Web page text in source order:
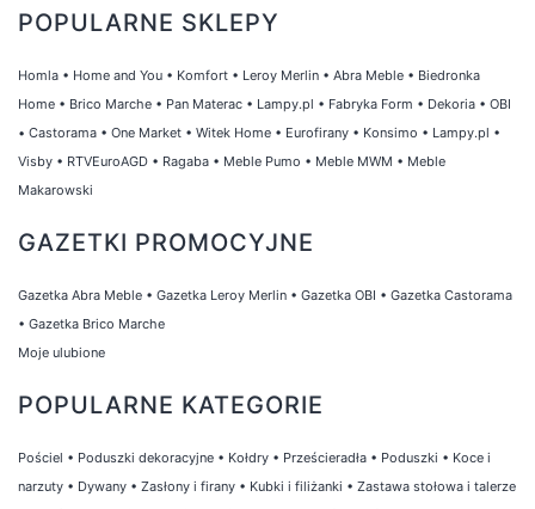
POPULARNE SKLEPY
Homla • Home and You • Komfort • Leroy Merlin • Abra Meble • Biedronka
Home • Brico Marche • Pan Materac • Lampy.pl • Fabryka Form • Dekoria • OBI
• Castorama • One Market • Witek Home • Eurofirany • Konsimo • Lampy.pl •
Visby • RTVEuroAGD • Ragaba • Meble Pumo • Meble MWM • Meble
Makarowski
GAZETKI PROMOCYJNE
Gazetka Abra Meble • Gazetka Leroy Merlin • Gazetka OBI • Gazetka Castorama
• Gazetka Brico Marche
Moje ulubione
POPULARNE KATEGORIE
Pościel • Poduszki dekoracyjne • Kołdry • Prześcieradła • Poduszki • Koce i
narzuty • Dywany • Zasłony i firany • Kubki i filiżanki • Zastawa stołowa i talerze